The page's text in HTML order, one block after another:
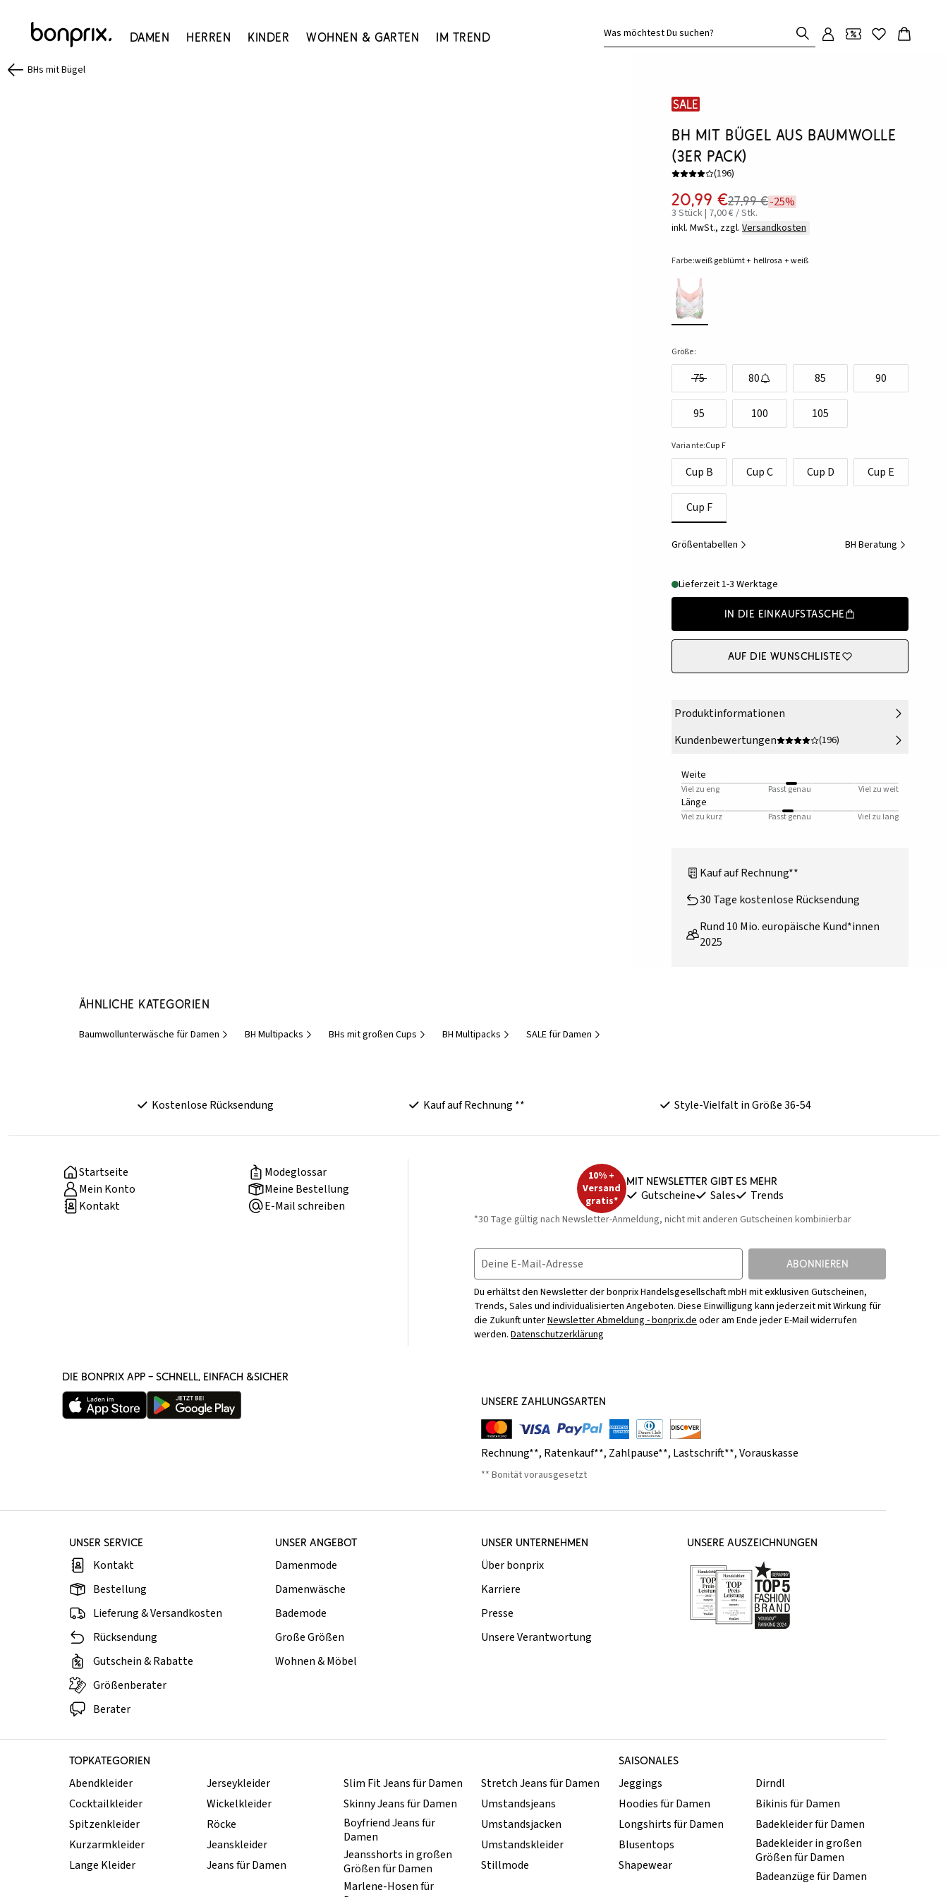
Damen Herren Kinder Wohnen & Garten Im Trend Was möchtest Du suchen?
BHs mit Bügel
SALE
BH mit Bügel aus Baumwolle
(3er Pack)
(196)
20,99 €27,99 €-25%
3 Stück | 7,00 € / Stk.
inkl. MwSt., zzgl. Versandkosten
Farbe:weiß geblümt + hellrosa + weiß
Größe:
75 80 85 90
95 100 105
Variante:Cup F
Cup B Cup C Cup D Cup E
Cup F
Größentabellen BH Beratung
Lieferzeit 1-3 Werktage
In die Einkaufstasche
Auf die Wunschliste
Produktinformationen
Kundenbewertungen
(196)
Weite
Viel zu eng Passt genau Viel zu weit
Länge
Viel zu kurz Passt genau Viel zu lang
Kauf auf Rechnung**
30 Tage kostenlose Rücksendung
Rund 10 Mio. europäische Kund*innen
2025
Ähnliche Kategorien
Baumwollunterwäsche für Damen BH Multipacks BHs mit großen Cups BH Multipacks SALE für Damen
Kostenlose Rücksendung Kauf auf Rechnung ** Style-Vielfalt in Größe 36-54
Startseite
Modeglossar
Mein Konto
Meine Bestellung
Kontakt
E-Mail schreiben
10% +
Versand
gratis*
Mit Newsletter gibt es mehr
Gutscheine Sales Trends
*30 Tage gültig nach Newsletter-Anmeldung, nicht mit anderen Gutscheinen kombinierbar
Deine E-Mail-Adresse ABONNIEREN
Du erhältst den Newsletter der bonprix Handelsgesellschaft mbH mit exklusiven Gutscheinen,
Trends, Sales und individualisierten Angeboten. Diese Einwilligung kann jederzeit mit Wirkung für
die Zukunft unterNewsletter Abmeldung - bonprix.deoder am Ende jeder E-Mail widerrufen
werden. Datenschutzerklärung
DIE BONPRIX APP – SCHNELL, EINFACH &SICHER
UNSERE ZAHLUNGSARTEN
Rechnung**, Ratenkauf**, Zahlpause**, Lastschrift**,Vorauskasse
** Bonität vorausgesetzt
UNSER SERVICE
Kontakt
Bestellung
Lieferung & Versandkosten
Rücksendung
Gutschein & Rabatte
Größenberater
Berater
UNSER ANGEBOT
Damenmode
Damenwäsche
Bademode
Große Größen
Wohnen & Möbel
UNSER UNTERNEHMEN
Über bonprix
Karriere
Presse
Unsere Verantwortung
UNSERE AUSZEICHNUNGEN
TOPKATEGORIEN SAISONALES
Abendkleider
Cocktailkleider
Spitzenkleider
Kurzarmkleider
Lange Kleider
Jerseykleider
Wickelkleider
Röcke
Jeanskleider
Jeans für Damen
Slim Fit Jeans für Damen
Skinny Jeans für Damen
Boyfriend Jeans für
Damen
Jeansshorts in großen
Größen für Damen
Marlene-Hosen für
Stretch Jeans für Damen
Umstandsjeans
Umstandsjacken
Umstandskleider
Stillmode
Jeggings
Hoodies für Damen
Longshirts für Damen
Blusentops
Shapewear
Dirndl
Bikinis für Damen
Badekleider für Damen
Badekleider in großen
Größen für Damen
Badeanzüge für Damen